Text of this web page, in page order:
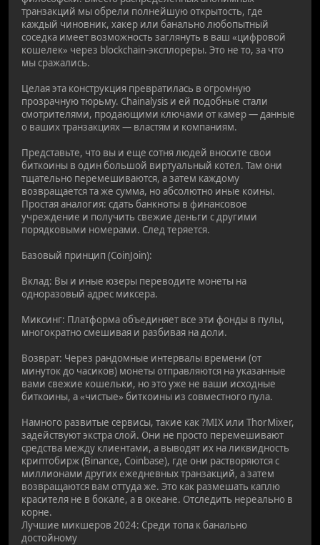
транзакций мы обрели полнейшую открытость, где
каждый чиновник, хакер или банально любопытный
соседка имеет возможность заглянуть в ваш «цифровой
кошелек» через blockchain-эксплореры. Это не то, за что
мы сражались.
Целая эта конструкция превратилась в огромную
прозрачную тюрьму. Chainalysis и ей подобные стали
смотрителями, продающими ключами от камер — данные
о ваших транзакциях — властям и компаниям.
Представьте, что вы и еще сотня людей вносите свои
биткоины в один большой виртуальный котел. Там они
тщательно перемешиваются, а затем каждому
возвращается та же сумма, но абсолютно иные коины.
Простая аналогия: сдать банкноты в финансовое
учреждение и получить свежие деньги с другими
порядковыми номерами. След теряется.
Базовый принцип (CoinJoin):
Вклад: Вы и иные юзеры переводите монеты на
одноразовый адрес миксера.
Миксинг: Платформа объединяет все эти фонды в пулы,
многократно смешивая и разбивая на доли.
Возврат: Через рандомные интервалы времени (от
минуток до часиков) монеты отправляются на указанные
вами свежие кошельки, но это уже не ваши исходные
биткоины, а «чистые» биткоины из совместного пула.
Намного развитые сервисы, такие как ?MIX или ThorMixer,
задействуют экстра слой. Они не просто перемешивают
средства между клиентами, а выводят их на ликвидность
криптобирж (Binance, Coinbase), где они растворяются с
миллионами других ежедневных транзакций, а затем
возвращаются вам оттуда же. Это как размешать каплю
красителя не в бокале, а в океане. Отследить нереально в
корне.
Лучшие микшеров 2024: Среди топа к банально
достойному